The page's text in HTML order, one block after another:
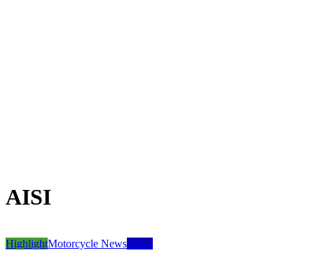
AISI
HighlightMotorcycle NewsNews